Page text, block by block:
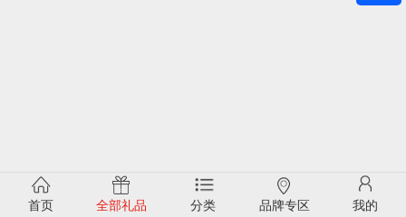
首页 全部礼品 分类 品牌专区 我的